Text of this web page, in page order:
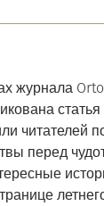
журнала
читателей
перед